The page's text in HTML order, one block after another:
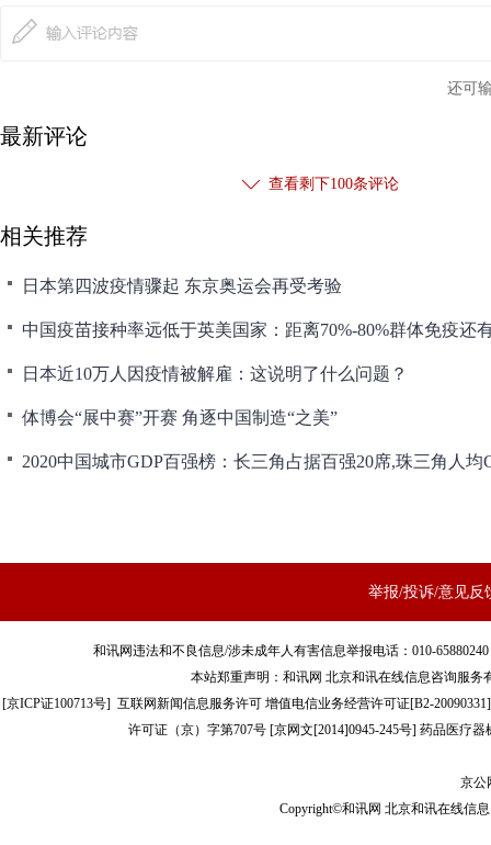
还可
最新评论
查看剩下100条评论
相关推荐
日本第四波疫情骤起 东京奥运会再受考验
日本近10万人因疫情被解雇：这说明了什么问题？
体博会“展中赛”开赛 角逐中国制造“之美”
举报/投诉/意见反
和讯网违法和不良信息/涉未成年人有害信息举报电话：010-
本站郑重声明：和讯网 北京和讯在线信息咨询服
[京ICP证100713号] 互联网新闻信息服务许可 增值电信业务经营许可证[B2-20090331]
许可证（京）字第707号 [京网文[2014]0945-245号] 药品医疗器
京公
Copyright©和讯网 北京和讯在线信